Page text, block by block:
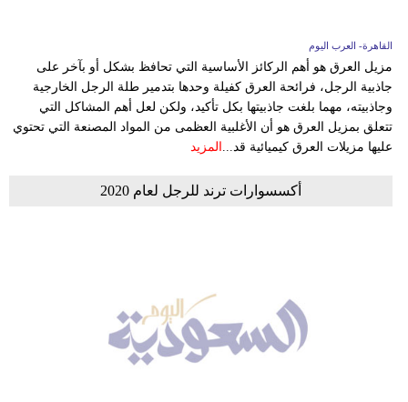
القاهرة- العرب اليوم
مزيل العرق هو أهم الركائز الأساسية التي تحافظ بشكل أو بآخر على
جاذبية الرجل، فرائحة العرق كفيلة وحدها بتدمير طلة الرجل الخارجية
وجاذبيته، مهما بلغت جاذبيتها بكل تأكيد، ولكن لعل أهم المشاكل التي
تتعلق بمزيل العرق هو أن الأغلبية العظمى من المواد المصنعة التي تحتوي
عليها مزيلات العرق كيميائية قد... المزيد
أكسسوارات ترند للرجل لعام 2020